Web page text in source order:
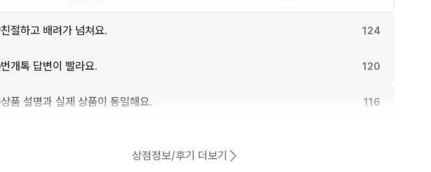
친절하고 배려가 넘쳐요. 124
번개톡 답변이 빨라요. 120
상품 설명과 실제 상품이 동일해요. 116
상점정보/후기 더보기